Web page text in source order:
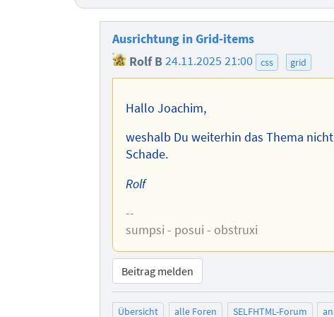
Ausrichtung in Grid-items
Rolf B24.11.2025 21:00 css grid
Hallo Joachim,
weshalb Du weiterhin das Thema
Schade.
Rolf
--
sumpsi - posui - obstruxi
Beitrag melden
Übersicht alle Foren SELFHTML-Forum